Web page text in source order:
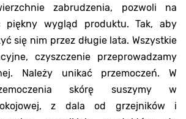
zabrudzenia, pozwoli na
piękny wygląd produktu. Tak, aby
się nim przez długie lata. Wszystkie
czyszczenie przeprowadzamy
Należy unikać przemoczeń. W
skórę suszymy w
z dala od grzejników i